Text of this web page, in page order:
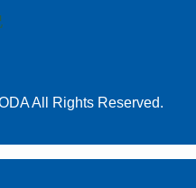
All Rights Reserved.